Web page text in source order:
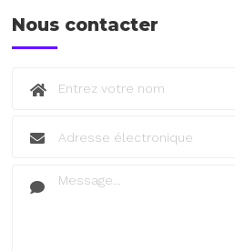
Nous contacter